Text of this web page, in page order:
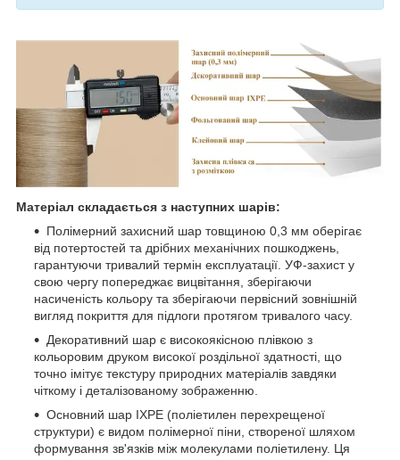
Матеріал складається з наступних шарів:
Полімерний захисний шар товщиною 0,3 мм оберігає
від потертостей та дрібних механічних пошкоджень,
гарантуючи тривалий термін експлуатації. УФ-захист у
свою чергу попереджає вицвітання, зберігаючи
насиченість кольору та зберігаючи первісний зовнішній
вигляд покриття для підлоги протягом тривалого часу.
Декоративний шар є високоякісною плівкою з
кольоровим друком високої роздільної здатності, що
точно імітує текстуру природних матеріалів завдяки
чіткому і деталізованому зображенню.
Основний шар IXPE (поліетилен перехрещеної
структури) є видом полімерної піни, створеної шляхом
формування зв'язків між молекулами поліетилену. Ця